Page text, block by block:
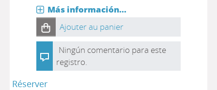
Más información...
Ajouter au panier
Ningún comentario para este
registro.
Réserver